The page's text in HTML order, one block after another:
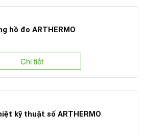
hồ đo ARTHERMO
Chi tiết
kỹ thuật số ARTHERMO